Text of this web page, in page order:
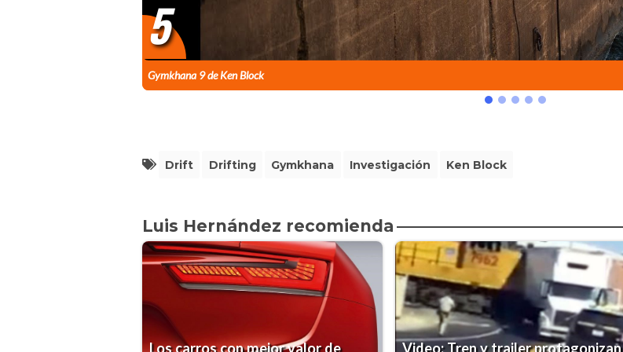
5
Gymkhana 9 de Ken Block
Drift Drifting Gymkhana Investigación Ken Block
Luis Hernández recomienda
Los carros con mejor valor de Video: Tren y trailer protagonizan